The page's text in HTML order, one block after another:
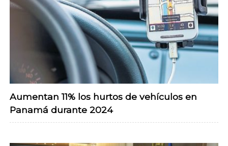
Aumentan 11% los hurtos de vehículos en
Panamá durante 2024